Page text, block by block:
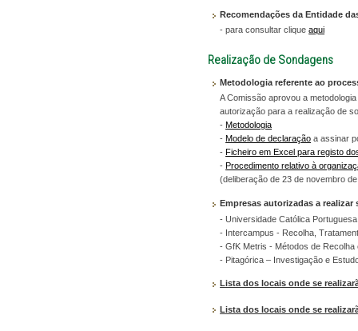
Recomendações da Entidade
- para consultar cliqueaqui
Realização de Sondagens
Metodologia referente ao
A Comissão aprovou a
autorização para a realização de
- Metodologia
- Modelo de declaração a assinar
- Ficheiro em Excel para registo
- Procedimento relativo à
(deliberação de 23 de novembro
Empresas autorizadas a
- Universidade Católica
- Intercampus - Recolha,
- GfK Metris - Métodos de Recolha
- Pitagórica – Investigação e
Lista dos locais onde se
Lista dos locais onde se